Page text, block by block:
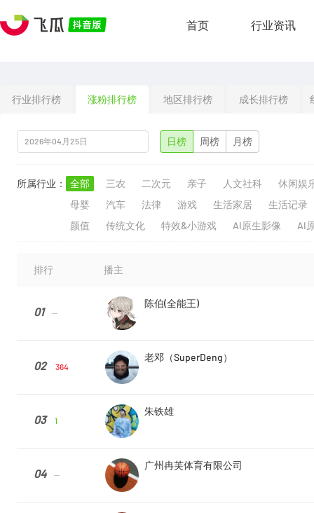
首页 行业资讯
行业排行榜 涨粉排行榜 地区排行榜 成长排行榜
日榜 周榜 月榜
所属行业： 全部 三农 二次元 亲子 人文社科
休闲娱
母婴
汽车 法律 游戏 生活家居
生活记录
颜值
传统文化 特效&小游戏 AI原生影像 AI
排行 播主
01 --
陈伯(全能王)
02 364
老邓（SuperDeng）
03 1
朱铁雄
04 --
广州冉芙体育有限公司